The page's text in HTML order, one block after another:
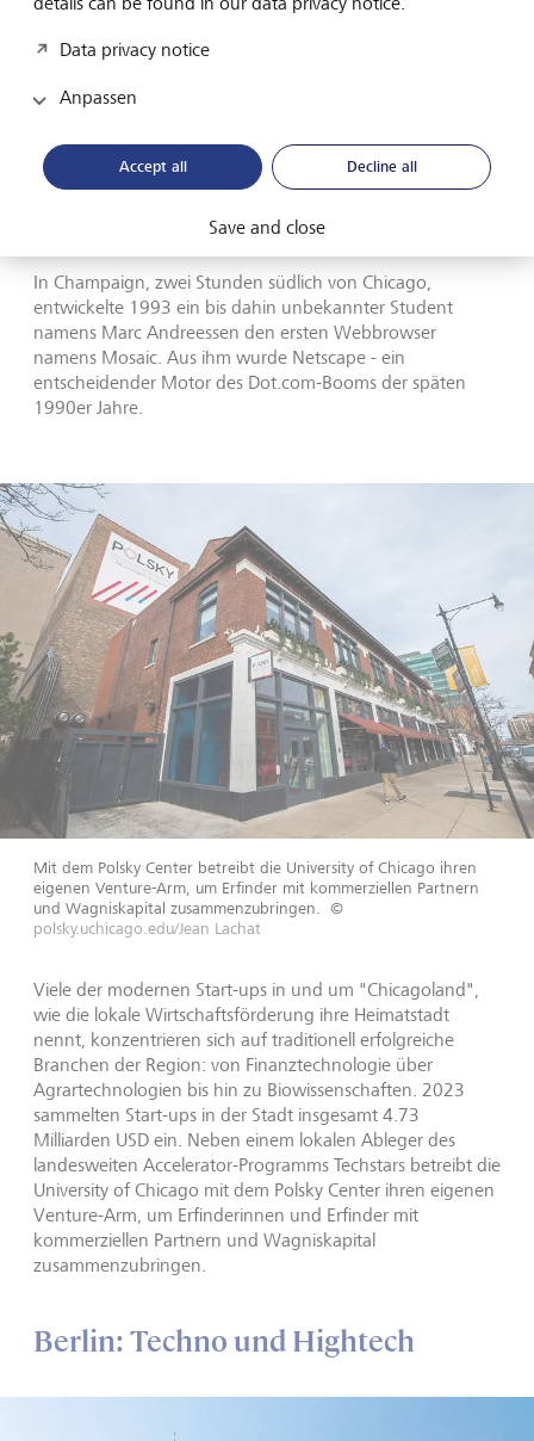
sitzt hier, ebenso wie zahlreiche grosse Fortune-500-
Mentorinnen und Mentoren bereit, um Start-ups aus dem
akademische Einrichtungen wie die University of Chicago
und die Northwestern University bringen nicht nur
den Talentpool ständig aufzufüllen.
In Champaign, zwei Stunden südlich von Chicago,
entwickelte 1993 ein bis dahin unbekannter Student
namens Marc Andreessen den ersten Webbrowser
namens Mosaic. Aus ihm wurde Netscape - ein
entscheidender Motor des Dot.com-Booms der späten
1990er Jahre.
Mit dem Polsky Center betreibt die University of Chicago ihren
eigenen Venture-Arm, um Erfinder mit kommerziellen Partnern
und Wagniskapital zusammenzubringen. ©
polsky.uchicago.edu/Jean Lachat
Viele der modernen Start-ups in und um "Chicagoland",
wie die lokale Wirtschaftsförderung ihre Heimatstadt
nennt, konzentrieren sich auf traditionell erfolgreiche
Branchen der Region: von Finanztechnologie über
Agrartechnologien bis hin zu Biowissenschaften. 2023
sammelten Start-ups in der Stadt insgesamt 4.73
Milliarden USD ein. Neben einem lokalen Ableger des
landesweiten Accelerator-Programms Techstars betreibt die
University of Chicago mit dem Polsky Center ihren eigenen
Venture-Arm, um Erfinderinnen und Erfinder mit
kommerziellen Partnern und Wagniskapital
zusammenzubringen.
Berlin: Techno und Hightech
Data privacy notice
Anpassen
Accept all Decline all
Save and close